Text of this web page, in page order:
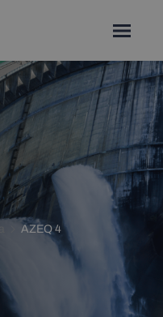
AZEQ 4